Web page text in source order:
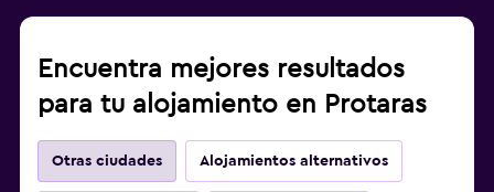
Encuentra mejores resultados
para tu alojamiento en Protaras
Otras ciudades Alojamientos alternativos